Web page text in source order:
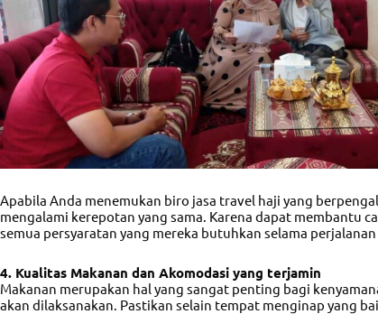
Apabila Anda menemukan biro jasa travel haji yang
mengalami kerepotan yang sama. Karena dapat membantu
semua persyaratan yang mereka butuhkan selama
4. Kualitas Makanan dan Akomodasi yang terjamin
Makanan merupakan hal yang sangat penting bagi
akan dilaksanakan. Pastikan selain tempat menginap yang